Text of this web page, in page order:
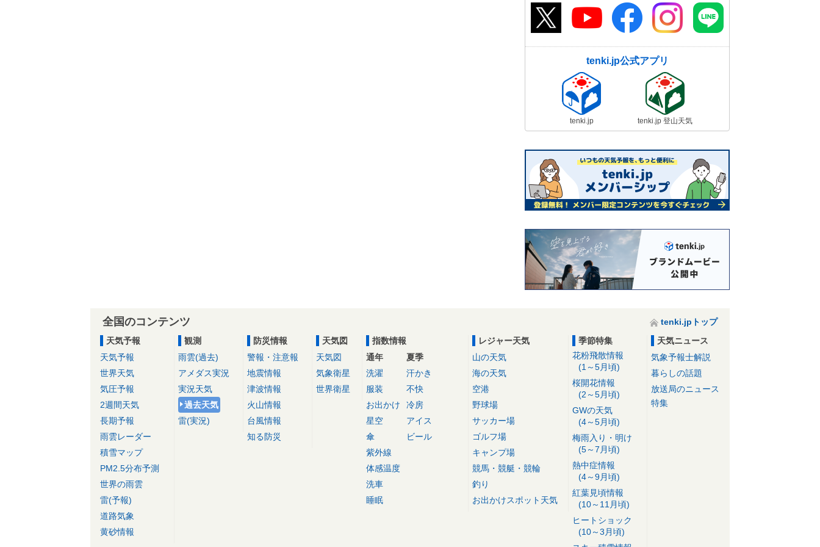
tenki.jp公式アプリ
tenki.jp tenki.jp 登山天気
全国のコンテンツ
tenki.jpトップ
天気予報
天気予報
世界天気
気圧予報
2週間天気
長期予報
雨雲レーダー
積雪マップ
PM2.5分布予測
世界の雨雲
雷(予報)
道路気象
黄砂情報
観測
雨雲(過去)
アメダス実況
実況天気
過去天気
雷(実況)
防災情報
警報・注意報
地震情報
津波情報
火山情報
台風情報
知る防災
天気図
天気図
気象衛星
世界衛星
指数情報
通年
洗濯
服装
お出かけ
星空
傘
紫外線
体感温度
洗車
睡眠
夏季
汗かき
不快
冷房
アイス
ビール
レジャー天気
山の天気
海の天気
空港
野球場
サッカー場
ゴルフ場
キャンプ場
競馬・競艇・競輪
釣り
お出かけスポット天気
季節特集
花粉飛散情報
(1～5月頃)
桜開花情報
(2～5月頃)
GWの天気
(4～5月頃)
梅雨入り・明け
(5～7月頃)
熱中症情報
(4～9月頃)
紅葉見頃情報
(10～11月頃)
ヒートショック
(10～3月頃)
天気ニュース
気象予報士解説
暮らしの話題
放送局のニュース
特集